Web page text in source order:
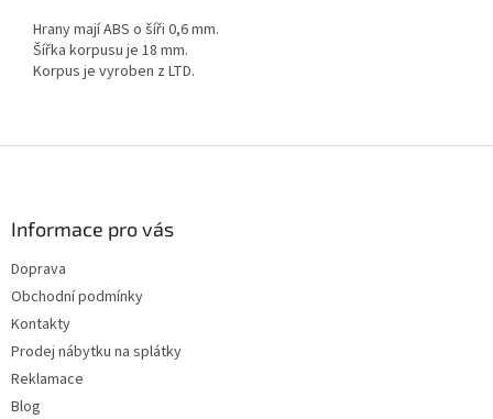
Hrany mají ABS o šíři 0,6 mm.
Šířka korpusu je 18 mm.
Korpus je vyroben z LTD.
Informace pro vás
Doprava
Obchodní podmínky
Kontakty
Prodej nábytku na splátky
Reklamace
Blog